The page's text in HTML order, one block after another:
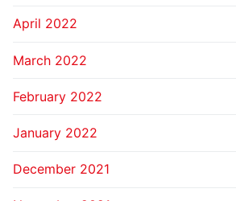
April 2022
March 2022
February 2022
January 2022
December 2021